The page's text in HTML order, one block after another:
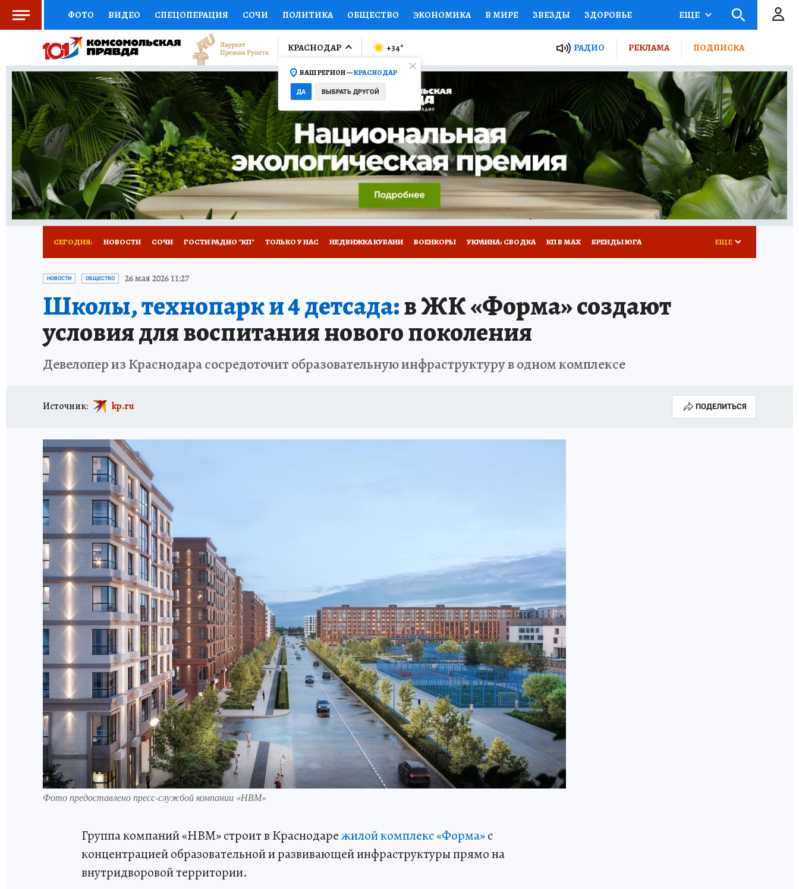
ФОТО ВИДЕО СПЕЦОПЕРАЦИЯ СОЧИ ПОЛИТИКА ОБЩЕСТВО ЭКОНОМИКА В МИРЕ ЗВЕЗДЫ ЗДОРОВЬЕ
СОЦПОДДЕРЖКА НАУКА СПОРТ КОЛУМНИСТЫ ПРОИСШЕСТВИЯ НАЦИОНАЛЬНЫЕ ПРОЕКТЫ РОССИИ
ВЫБОР ЭКСПЕРТОВ ДОКТОР ФИНАНСЫ ОТКРЫВАЕМ МИР Я ЗНАЮ СЕМЬЯ ЖЕНСКИЕ СЕКРЕТЫ ПУТЕВОДИТЕЛЬ
КНИЖНАЯ ПОЛКА ПРОГНОЗЫ НА СПОРТ ПРОМОКОДЫ СЕРИАЛЫ СПЕЦПРОЕКТЫ ДЕФИЦИТ ЖЕЛЕЗА ТУРИЗМ
ПРЕСС-ЦЕНТР НЕДВИЖИМОСТЬ ТЕЛЕВИЗОР КОЛЛЕКЦИИ КОНКУРСЫ РАБОТА У НАС ГИД ПОТРЕБИТЕЛЯ РЕКЛАМА
ВСЕ О КП РАДИО КП ТЕСТЫ НОВОЕ НА САЙТЕ
ЕЩЕ
КРАСНОДАР
ВАШ РЕГИОН —КРАСНОДАР
ДА ВЫБРАТЬ ДРУГОЙ
+34° РАДИО РЕКЛАМА ПОДПИСКА
СЕГОДНЯ: НОВОСТИ СОЧИ ГОСТИ РАДИО "КП" ТОЛЬКО У НАС НЕДВИЖКА КУБАНИ ВОЕНКОРЫ УКРАИНА: СВОДКА КП В МАХ БРЕНДЫ ЮГА
ОТДЫХ В РОССИИ ЗДОРОВЬЕ КУБАНИ
ЕЩЕ
НОВОСТИ ОБЩЕСТВО 26 мая 2026 11:27
Школы, технопарк и 4 детсада:в ЖК «Форма» создают
условия для воспитания нового поколения
Девелопер из Краснодара сосредоточит образовательную инфраструктуру в одном комплексе
Источник: kp.ru ПОДЕЛИТЬСЯ
Фото предоставлено пресс-службой компании «НВМ»
Группа компаний «НВМ» строит в Краснодарежилой комплекс «Форма»с
концентрацией образовательной и развивающей инфраструктуры прямо на
внутридворовой территории.